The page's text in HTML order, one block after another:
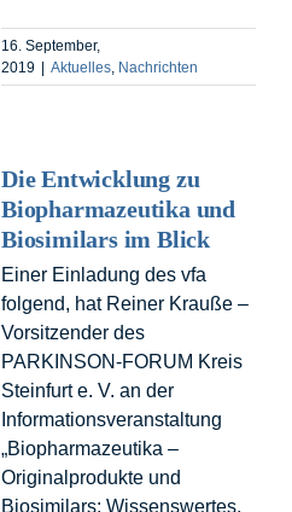
16. September,
2019 | Aktuelles Nachrichten
Die Entwicklung zu
Biopharmazeutika und
Biosimilars im Blick
Einer Einladung des vfa
folgend, hat Reiner Krauße –
Vorsitzender des
PARKINSON-FORUM Kreis
Steinfurt e. V. an der
Informationsveranstaltung
„Biopharmazeutika –
Originalprodukte und
Biosimilars: Wissenswertes,